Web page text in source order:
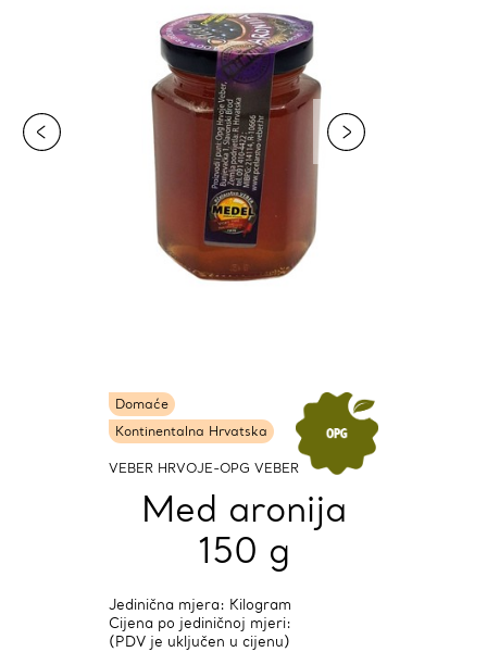
Domaće
Kontinentalna Hrvatska
VEBER HRVOJE-OPG VEBER
Med aronija
150 g
Jedinična mjera: Kilogram
Cijena po jediničnoj mjeri:
(PDV je uključen u cijenu)